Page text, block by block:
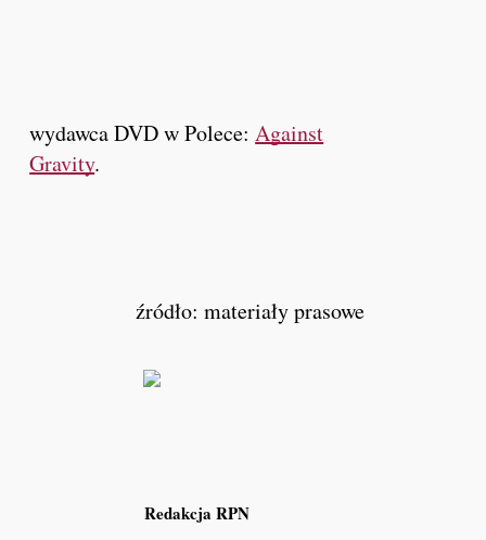
wydawca DVD w Polece:Against
Gravity.
źródło: materiały prasowe
Redakcja RPN